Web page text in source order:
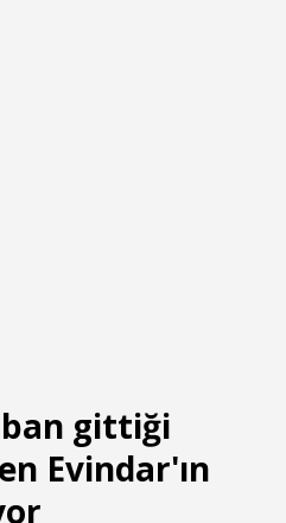
gittiği
Evindar'ın